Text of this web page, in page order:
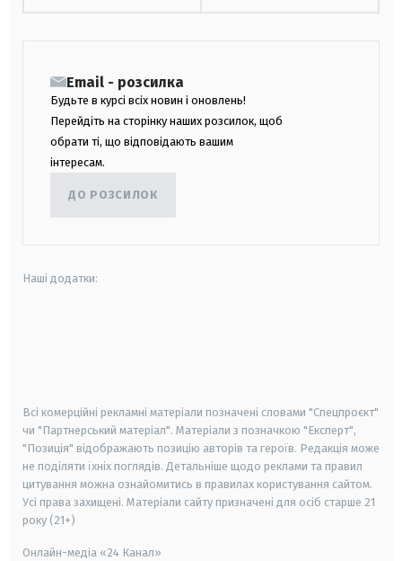
Email - розсилка
Будьте в курсі всіх новин і оновлень!
Перейдіть на сторінку наших розсилок, щоб
обрати ті, що відповідають вашим
інтересам.
ДО РОЗСИЛОК
Наші додатки:
Всі комерційні рекламні матеріали позначені словами "Спецпроєкт"
чи "Партнерський матеріал". Матеріали з позначкою "Експерт",
"Позиція" відображають позицію авторів та героїв. Редакція може
не поділяти їхніх поглядів. Детальніше щодо реклами та правил
цитування можна ознайомитись в правилах користування сайтом.
Усі права захищені. Матеріали сайту призначені для осіб старше 21
року (21+)
Онлайн-медіа «24 Канал»